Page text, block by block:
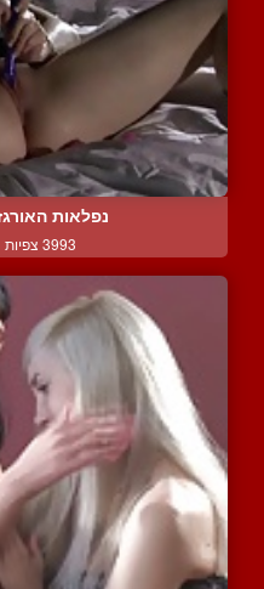
נפלאות
3993 צפיות